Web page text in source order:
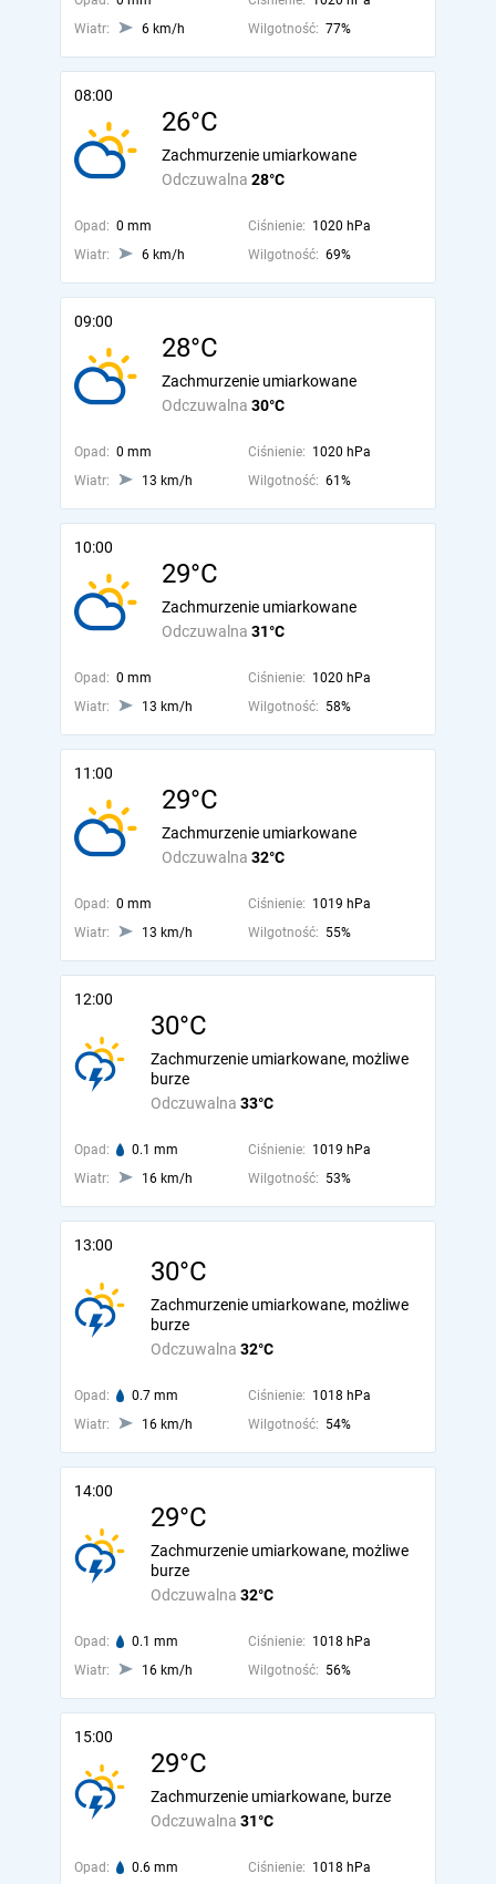
Wiatr:
6 km/h Wilgotność: 77%
08:00
26°C
Odczuwalna 28°C
Zachmurzenie umiarkowane
Opad: 0 mm Ciśnienie: 1020 hPa
Wiatr:
6 km/h Wilgotność: 69%
09:00
28°C
Odczuwalna 30°C
Zachmurzenie umiarkowane
Opad: 0 mm Ciśnienie: 1020 hPa
Wiatr:
13 km/h Wilgotność: 61%
10:00
29°C
Odczuwalna 31°C
Zachmurzenie umiarkowane
Opad: 0 mm Ciśnienie: 1020 hPa
Wiatr:
13 km/h Wilgotność: 58%
11:00
29°C
Odczuwalna 32°C
Zachmurzenie umiarkowane
Opad: 0 mm Ciśnienie: 1019 hPa
Wiatr:
13 km/h Wilgotność: 55%
12:00
30°C
Odczuwalna 33°C
Zachmurzenie umiarkowane, możliwe
burze
Opad: 0.1 mm Ciśnienie: 1019 hPa
Wiatr:
16 km/h Wilgotność: 53%
13:00
30°C
Odczuwalna 32°C
Zachmurzenie umiarkowane, możliwe
burze
Opad: 0.7 mm Ciśnienie: 1018 hPa
Wiatr:
16 km/h Wilgotność: 54%
14:00
29°C
Odczuwalna 32°C
Zachmurzenie umiarkowane, możliwe
burze
Opad: 0.1 mm Ciśnienie: 1018 hPa
Wiatr:
16 km/h Wilgotność: 56%
15:00
29°C
Odczuwalna 31°C
Zachmurzenie umiarkowane, burze
Opad: 0.6 mm Ciśnienie: 1018 hPa